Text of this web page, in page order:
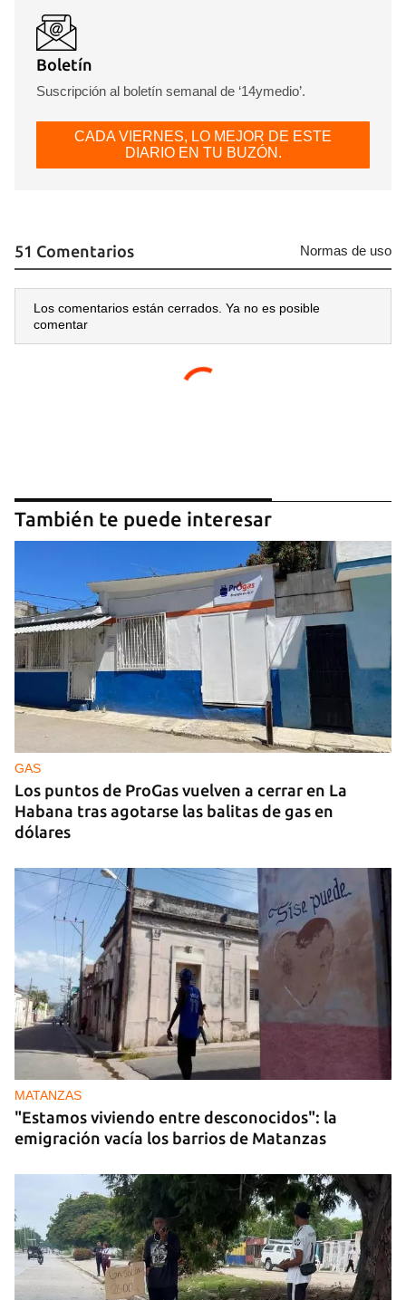
Boletín
Suscripción al boletín semanal de ‘14ymedio’.
CADA VIERNES, LO MEJOR DE ESTE
DIARIO EN TU BUZÓN.
51 Comentarios Normas de uso
Los comentarios están cerrados. Ya no es posible
comentar
También te puede interesar
GAS
Los puntos de ProGas vuelven a cerrar en La
Habana tras agotarse las balitas de gas en
dólares
MATANZAS
"Estamos viviendo entre desconocidos": la
emigración vacía los barrios de Matanzas